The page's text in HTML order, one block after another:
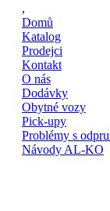
,
Domů
Katalog
Prodejci
Kontakt
O nás
Dodávky
Obytné vozy
Pick-upy
Problémy s
Návody AL-KO